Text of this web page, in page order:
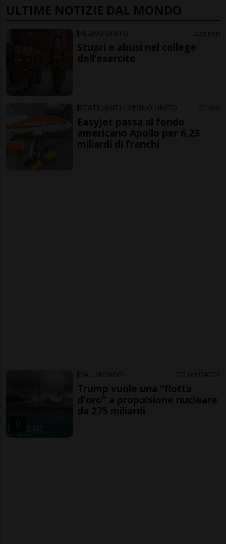
ULTIME NOTIZIE DAL MONDO
REGNO UNITO 35 min
Stupri e abusi nel college
dell’esercito
STATI UNITI / REGNO UNITO 1 ora
EasyJet passa al fondo
americano Apollo per 6,23
miliardi di franchi
DAL MONDO 2 ore 4 22
Trump vuole una “flotta
d'oro” a propulsione nucleare
da 275 miliardi